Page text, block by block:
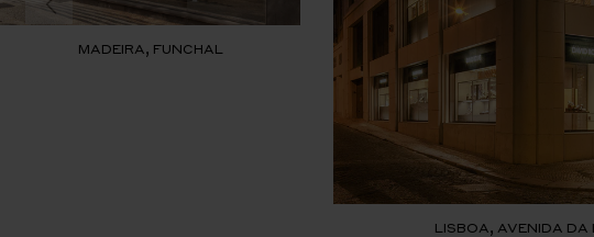
MADEIRA, FUNCHAL
LISBOA, AVENIDA DA